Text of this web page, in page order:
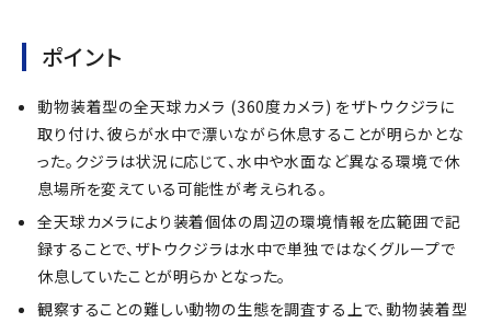
ポイント
動物装着型の全天球カメラ (360度カメラ) をザトウクジラに
取り付け、彼らが水中で漂いながら休息することが明らかとな
った。クジラは状況に応じて、水中や水面など異なる環境で休
息場所を変えている可能性が考えられる。
全天球カメラにより装着個体の周辺の環境情報を広範囲で記
録することで、ザトウクジラは水中で単独ではなくグループで
休息していたことが明らかとなった。
観察することの難しい動物の生態を調査する上で、動物装着型